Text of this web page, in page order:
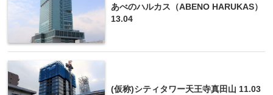
あべのハルカス（ABENO HARUKAS）
13.04
(仮称)シティタワー天王寺真田山 11.03